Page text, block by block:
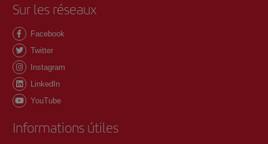
Sur les réseaux
Facebook
Twitter
Instagram
LinkedIn
YouTube
Informations útiles